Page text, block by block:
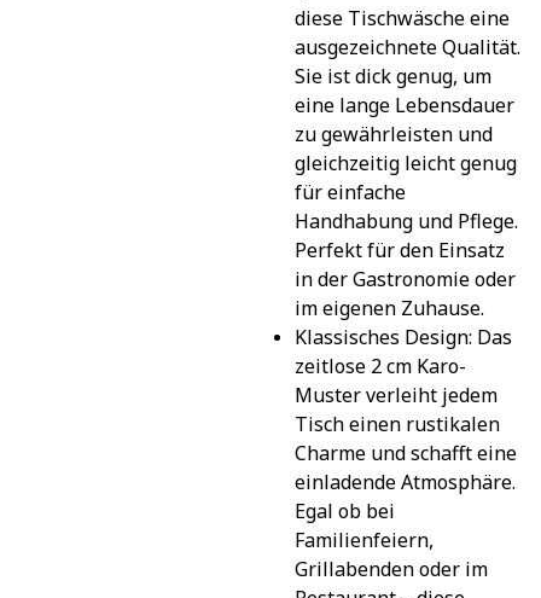
diese Tischwäsche eine
ausgezeichnete Qualität.
Sie ist dick genug, um
eine lange Lebensdauer
zu gewährleisten und
gleichzeitig leicht genug
für einfache
Handhabung und Pflege.
Perfekt für den Einsatz
in der Gastronomie oder
im eigenen Zuhause.
Klassisches Design: Das
zeitlose 2 cm Karo-
Muster verleiht jedem
Tisch einen rustikalen
Charme und schafft eine
einladende Atmosphäre.
Egal ob bei
Familienfeiern,
Grillabenden oder im